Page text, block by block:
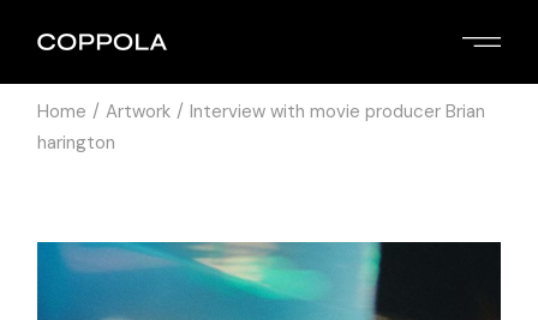
Home Artwork
Interview with movie producer Brian
harington